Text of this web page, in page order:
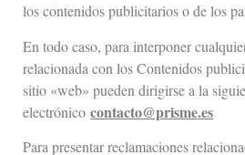
los contenidos publicitarios o de los
En todo caso, para interponer
relacionada con los Contenidos
sitio «web» pueden dirigirse a la
electrónico contacto@prisme.es
Para presentar reclamaciones